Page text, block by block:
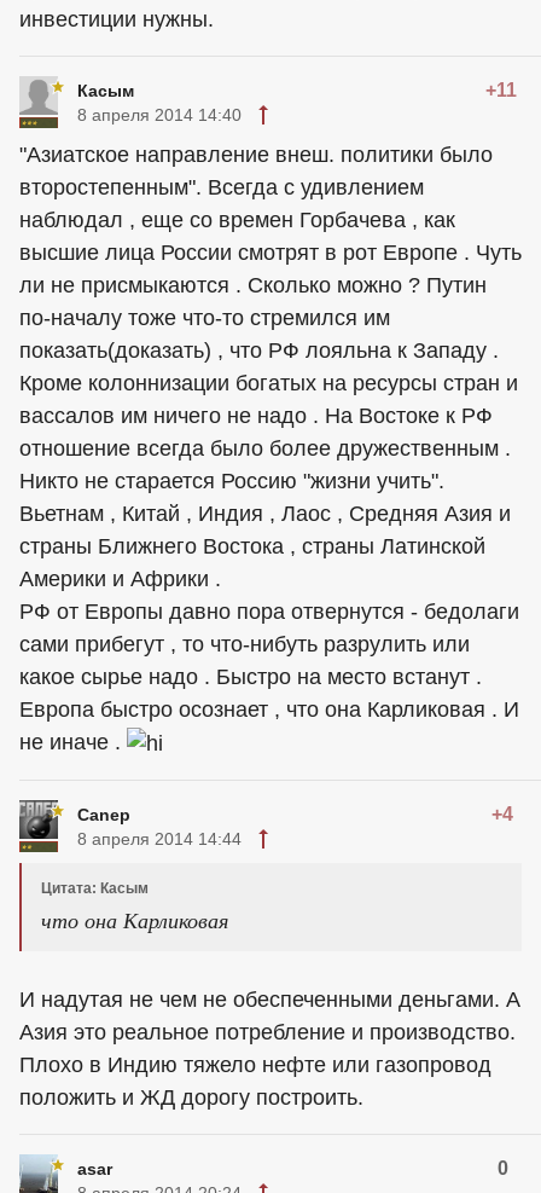
инвестиции нужны.
Касым +11
8 апреля 2014 14:40
"Азиатское направление внеш. политики было
второстепенным". Всегда с удивлением
наблюдал , еще со времен Горбачева , как
высшие лица России смотрят в рот Европе . Чуть
ли не присмыкаются . Сколько можно ? Путин
по-началу тоже что-то стремился им
показать(доказать) , что РФ лояльна к Западу .
Кроме колоннизации богатых на ресурсы стран и
вассалов им ничего не надо . На Востоке к РФ
отношение всегда было более дружественным .
Никто не старается Россию "жизни учить".
Вьетнам , Китай , Индия , Лаос , Средняя Азия и
страны Ближнего Востока , страны Латинской
Америки и Африки .
РФ от Европы давно пора отвернутся - бедолаги
сами прибегут , то что-нибуть разрулить или
какое сырье надо . Быстро на место встанут .
Европа быстро осознает , что она Карликовая . И
не иначе .
Canep +4
8 апреля 2014 14:44
Цитата: Касым
что она Карликовая
И надутая не чем не обеспеченными деньгами. А
Азия это реальное потребление и производство.
Плохо в Индию тяжело нефте или газопровод
положить и ЖД дорогу построить.
asar 0